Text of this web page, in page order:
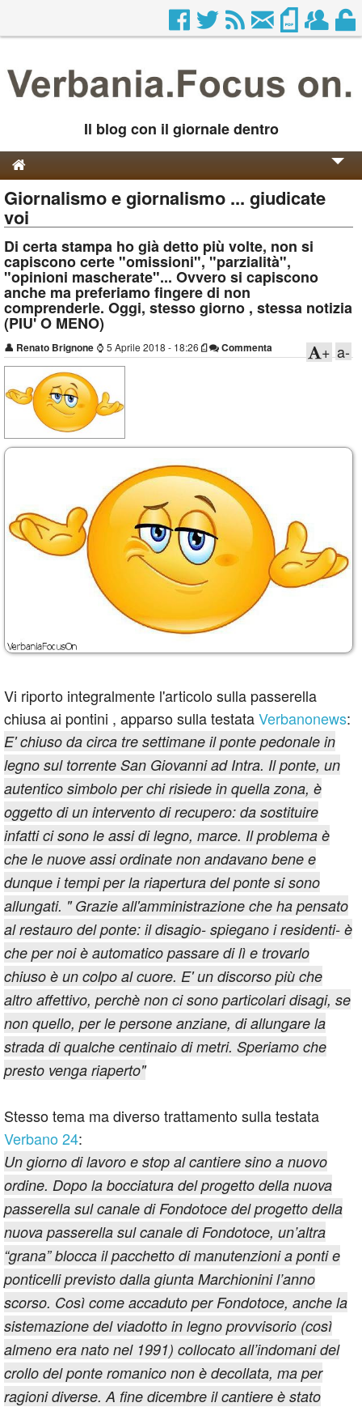
Il blog con il giornale dentro
Genesi e Storia
Contatti
Giornalismo e giornalismo ... giudicate
voi
Di certa stampa ho già detto più volte, non si
capiscono certe "omissioni", "parzialità",
"opinioni mascherate"... Ovvero si capiscono
anche ma preferiamo fingere di non
comprenderle. Oggi, stesso giorno , stessa notizia
(PIU' O MENO)
👤 Renato Brignone ⌚ 5 Aprile 2018 - 18:26 Commenta a-
+
Vi riporto integralmente l'articolo sulla passerella
chiusa ai pontini , apparso sulla testataVerbanonews:
E' chiuso da circa tre settimane il ponte pedonale in
legno sul torrente San Giovanni ad Intra. Il ponte, un
autentico simbolo per chi risiede in quella zona, è
oggetto di un intervento di recupero: da sostituire
infatti ci sono le assi di legno, marce. Il problema è
che le nuove assi ordinate non andavano bene e
dunque i tempi per la riapertura del ponte si sono
allungati. " Grazie all'amministrazione che ha pensato
al restauro del ponte: il disagio- spiegano i residenti- è
che per noi è automatico passare di lì e trovarlo
chiuso è un colpo al cuore. E' un discorso più che
altro affettivo, perchè non ci sono particolari disagi, se
non quello, per le persone anziane, di allungare la
strada di qualche centinaio di metri. Speriamo che
presto venga riaperto"
Stesso tema ma diverso trattamento sulla testata
Verbano 24:
Un giorno di lavoro e stop al cantiere sino a nuovo
ordine. Dopo la bocciatura del progetto della nuova
passerella sul canale di Fondotoce del progetto della
nuova passerella sul canale di Fondotoce, un’altra
“grana” blocca il pacchetto di manutenzioni a ponti e
ponticelli previsto dalla giunta Marchionini l’anno
scorso. Così come accaduto per Fondotoce, anche la
sistemazione del viadotto in legno provvisorio (così
almeno era nato nel 1991) collocato all’indomani del
crollo del ponte romanico non è decollata, ma per
ragioni diverse. A fine dicembre il cantiere è stato